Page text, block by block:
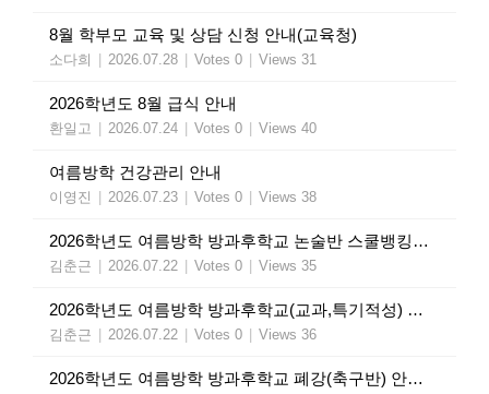
8월 학부모 교육 및 상담 신청 안내(교육청)
소다희 2026.07.28 Votes 0 Views 31
2026학년도 8월 급식 안내
환일고 2026.07.24 Votes 0 Views 40
여름방학 건강관리 안내
이영진 2026.07.23 Votes 0 Views 38
2026학년도 여름방학 방과후학교 논술반 스쿨뱅킹 인출 안내
김춘근 2026.07.22 Votes 0 Views 35
2026학년도 여름방학 방과후학교(교과,특기적성) 수강료 인출 안내
김춘근 2026.07.22 Votes 0 Views 36
2026학년도 여름방학 방과후학교 폐강(축구반) 안내 가정통신문